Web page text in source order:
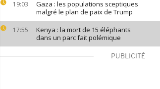
19:03
Gaza : les populations sceptiques
malgré le plan de paix de Trump
17:55
Kenya : la mort de 15 éléphants
dans un parc fait polémique
PUBLICITÉ